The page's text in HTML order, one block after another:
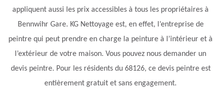
appliquent aussi les prix accessibles à tous les propriétaires à
Bennwihr Gare. KG Nettoyage est, en effet, l’entreprise de
peintre qui peut prendre en charge la peinture à l’intérieur et à
l’extérieur de votre maison. Vous pouvez nous demander un
devis peintre. Pour les résidents du 68126, ce devis peintre est
entièrement gratuit et sans engagement.